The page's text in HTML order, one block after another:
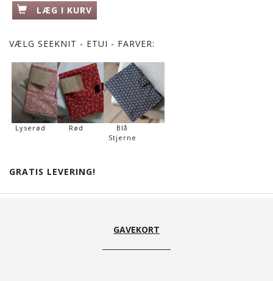
LÆG I KURV
VÆLG SEEKNIT - ETUI - FARVER:
Lyserød Rød
Blå
Stjerne
GRATIS LEVERING!
GAVEKORT